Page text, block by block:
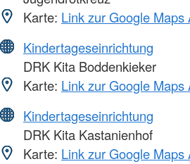
Karte: Link zur Google Maps
Kindertageseinrichtung
DRK Kita Boddenkieker
Karte: Link zur Google Maps
Kindertageseinrichtung
DRK Kita Kastanienhof
Karte: Link zur Google Maps